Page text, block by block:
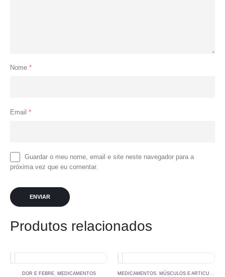
Nome *
Email *
Guardar o meu nome, email e site neste navegador para a
próxima vez que eu comentar.
Produtos relacionados
DOR E FEBRE, MEDICAMENTOS MEDICAMENTOS MÚSCULOS E ARTICULAÇÕES